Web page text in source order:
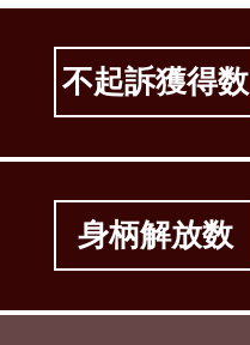
不起訴獲得数
身柄解放数